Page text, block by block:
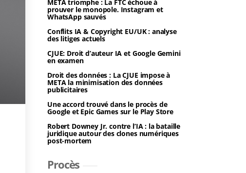
META triomphe : La FTC échoue à
prouver le monopole. Instagram et
WhatsApp sauvés
Conflits IA & Copyright EU/UK : analyse
des litiges actuels
CJUE: Droit d’auteur IA et Google Gemini
en examen
Droit des données : La CJUE impose à
META la minimisation des données
publicitaires
Une accord trouvé dans le procès de
Google et Epic Games sur le Play Store
Robert Downey Jr. contre l’IA : la bataille
juridique autour des clones numériques
post-mortem
Procès